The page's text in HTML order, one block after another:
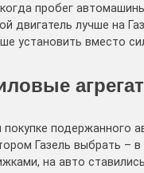
пробег
двигатель лучше на
установить вместо
покупке подержанного
Газель выбрать –
на авто